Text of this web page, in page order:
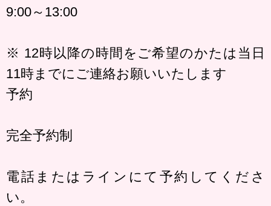
9:00～13:00
※ 12時以降の時間をご希望のかたは当日
11時までにご連絡お願いいたします
予約
完全予約制
電話またはラインにて予約してくださ
い。